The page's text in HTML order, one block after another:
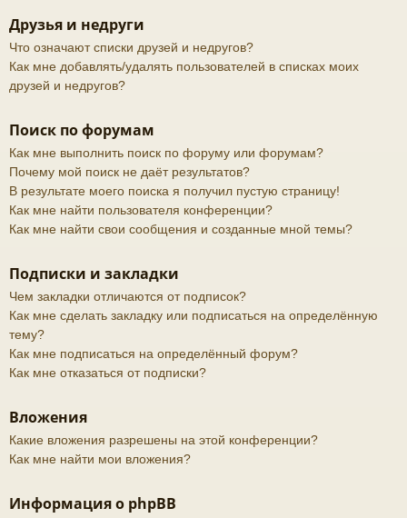
Друзья и недруги
Что означают списки друзей и недругов?
Как мне добавлять/удалять пользователей в списках моих
друзей и недругов?
Поиск по форумам
Как мне выполнить поиск по форуму или форумам?
Почему мой поиск не даёт результатов?
В результате моего поиска я получил пустую страницу!
Как мне найти пользователя конференции?
Как мне найти свои сообщения и созданные мной темы?
Подписки и закладки
Чем закладки отличаются от подписок?
Как мне сделать закладку или подписаться на определённую
тему?
Как мне подписаться на определённый форум?
Как мне отказаться от подписки?
Вложения
Какие вложения разрешены на этой конференции?
Как мне найти мои вложения?
Информация о phpBB